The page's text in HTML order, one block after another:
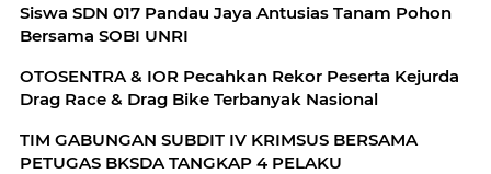
Siswa SDN 017 Pandau Jaya Antusias Tanam Pohon
Bersama SOBI UNRI
OTOSENTRA & IOR Pecahkan Rekor Peserta Kejurda
Drag Race & Drag Bike Terbanyak Nasional
TIM GABUNGAN SUBDIT IV KRIMSUS BERSAMA
PETUGAS BKSDA TANGKAP 4 PELAKU